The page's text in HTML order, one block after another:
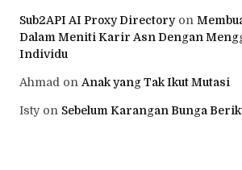
Sub2API AI Proxy Directoryon
Dalam Meniti Karir Asn Dengan
Individu
Ahmad on Anak yang Tak Ikut Mutasi
Istyon Sebelum Karangan Bunga